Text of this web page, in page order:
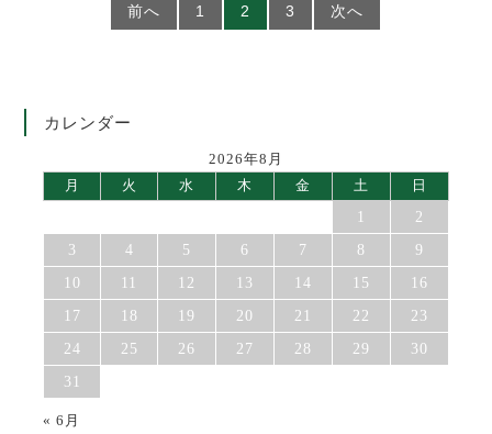
前へ 1 2 3 次へ
カレンダー
2026年8月
月
火 水 木 金 土
日
1
2
3
4 5 6 7 8
9
10
11 12 13 14 15
16
17
18 19 20 21 22
23
24
25 26 27 28 29
30
31
« 6月